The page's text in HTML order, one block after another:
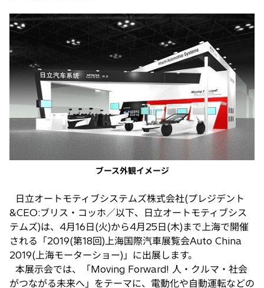
し
い
ブ
で
開
く
ブース外観イメージ
日立オートモティブシステムズ株式会社(プレジデント
&CEO:ブリス・コッホ／以下、日立オートモティブシス
テムズ)は、4月16日(火)から4月25日(木)まで上海で開催
される「2019(第18回)上海国際汽車展覧会Auto China
2019(上海モーターショー)」に出展します。
本展示会では、「Moving Forward! 人・クルマ・社会
がつながる未来へ」をテーマに、電動化や自動運転などの